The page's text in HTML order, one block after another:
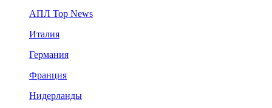
АПЛ Top News
Италия
Германия
Франция
Нидерланды